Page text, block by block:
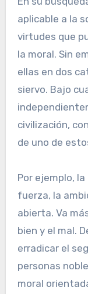
aplicable a la
virtudes que
la moral. Sin
ellas en dos
siervo. Bajo
civilización,
de uno de
Por ejemplo,
fuerza, la
abierta. Va
bien y el mal.
erradicar el
personas
moral